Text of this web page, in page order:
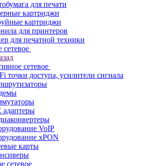
для печати
картриджи
картриджи
для принтеров
для печатной техники
сетевое
сетевое
точки доступа, усилители сигнала
адаптеры
VoIP
xPON
карты
сетевое